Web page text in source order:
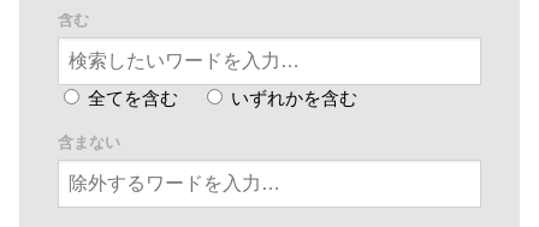
含む
全てを含む いずれかを含む
含まない